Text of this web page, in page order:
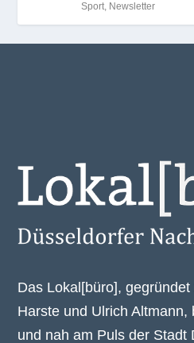
Sport, Newsletter
Das Lokal[büro],
Harste und Ulrich Altmann,
und nah am Puls der Stadt